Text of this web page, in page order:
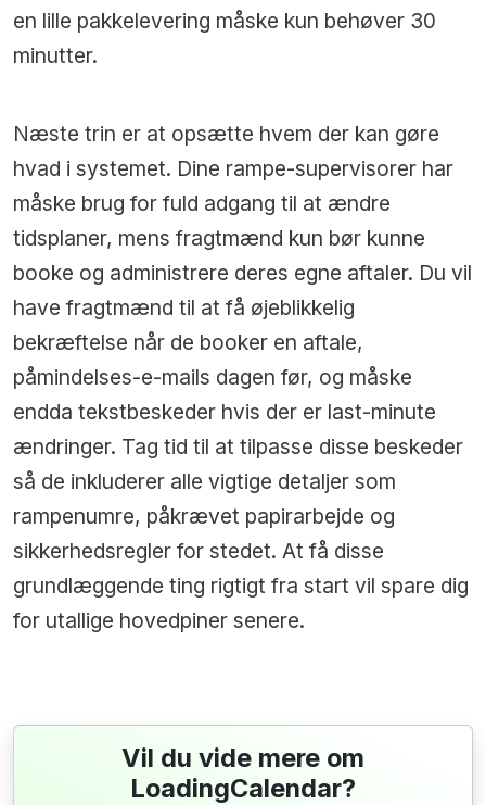
en lille pakkelevering måske kun behøver 30
minutter.
Næste trin er at opsætte hvem der kan gøre
hvad i systemet. Dine rampe-supervisorer har
måske brug for fuld adgang til at ændre
tidsplaner, mens fragtmænd kun bør kunne
booke og administrere deres egne aftaler. Du vil
have fragtmænd til at få øjeblikkelig
bekræftelse når de booker en aftale,
påmindelses-e-mails dagen før, og måske
endda tekstbeskeder hvis der er last-minute
ændringer. Tag tid til at tilpasse disse beskeder
så de inkluderer alle vigtige detaljer som
rampenumre, påkrævet papirarbejde og
sikkerhedsregler for stedet. At få disse
grundlæggende ting rigtigt fra start vil spare dig
for utallige hovedpiner senere.
Vil du vide mere om
LoadingCalendar?